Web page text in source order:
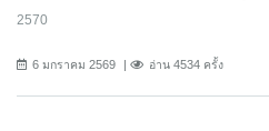
2570
6 มกราคม 2569 อ่าน 4534 ครั้ง